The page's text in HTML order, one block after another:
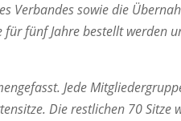
Verbandes sowie die
fünf Jahre bestellt werden
Jede
Die restlichen 70 Sitze